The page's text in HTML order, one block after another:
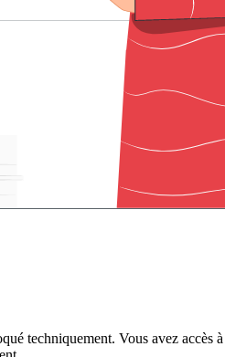
techniquement. Vous avez accès